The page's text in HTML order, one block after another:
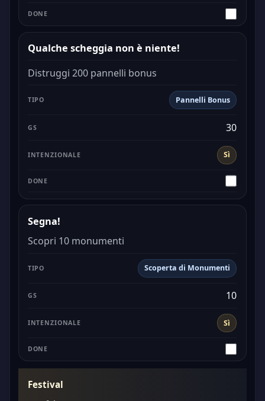
Qualche scheggia non è niente!
Distruggi 200 pannelli bonus
Pannelli Bonus
Sì
30
Segna!
Scopri 10 monumenti
Scoperta di Monumenti
Sì
10
Festival